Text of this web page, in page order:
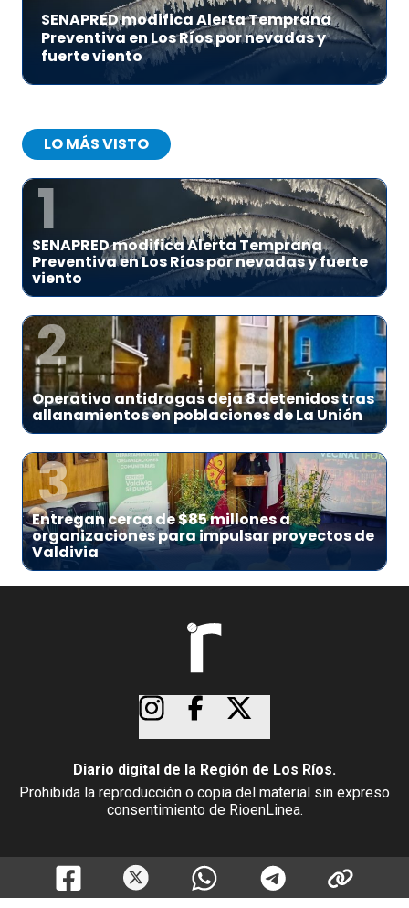
SENAPRED modifica Alerta Temprana
Preventiva en Los Ríos por nevadas y
fuerte viento
LO MÁS VISTO
1
SENAPRED modifica Alerta Temprana
Preventiva en Los Ríos por nevadas y fuerte
viento
2
Operativo antidrogas deja 8 detenidos tras
allanamientos en poblaciones de La Unión
3
Entregan cerca de $85 millones a
organizaciones para impulsar proyectos de
Valdivia
Diario digital de la Región de Los Ríos.
Prohibida la reproducción o copia del material sin expreso
consentimiento de RioenLinea.